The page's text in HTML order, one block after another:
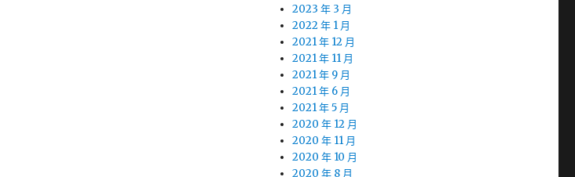
2023 年 3 月
2022 年 1 月
2021 年 12 月
2021 年 11 月
2021 年 9 月
2021 年 6 月
2021 年 5 月
2020 年 12 月
2020 年 11 月
2020 年 10 月
2020 年 8 月